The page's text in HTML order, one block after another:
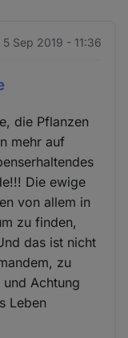
5 Sep 2019 - 11:36
die Pflanzen
mehr auf
Die ewige
von allem in
zu finden,
das ist nicht
zu
Achtung
Leben